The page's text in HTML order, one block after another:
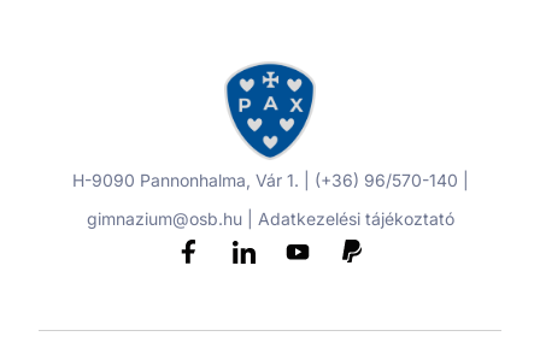
H-9090 Pannonhalma, Vár 1. | (+36) 96/570-140 |
gimnazium@osb.hu | Adatkezelési tájékoztató